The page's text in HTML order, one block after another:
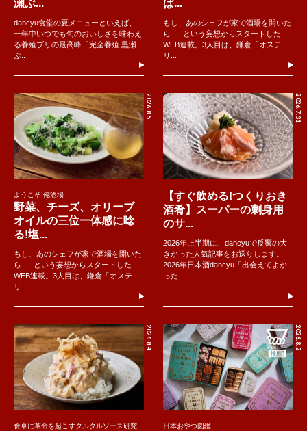
瀬ぶ...
dancyu食堂の夏メニューといえば、
一年中いつでも旬のおいしさを味わえ
る養殖ブリの最高峰「完全養殖 黒瀬
ぶ..
ぱ...
もし、あのシェフが家で酒場を開いた
ら......という妄想からスタートした
WEB連載。3人目は、鎌倉「オステ
リ...
2026.8.5
ようこそ!俺酒場
野菜、チーズ、オリーブ
オイルの三位一体感に唸
る!塩...
もし、あのシェフが家で酒場を開いた
ら......という妄想からスタートした
WEB連載。3人目は、鎌倉「オステ
リ...
2026.7.31
【すぐ飲める!つくりおき
酒肴】スーパーの刺身用
のサ...
2026年上半期に、dancyuで反響の大
きかった人気記事をお送りします。
2026年日本酒dancyu「出会えてよか
った...
2026.8.4
食卓に革命を起こすタルタルソース研究
2026.8.2
日本おやつ図鑑